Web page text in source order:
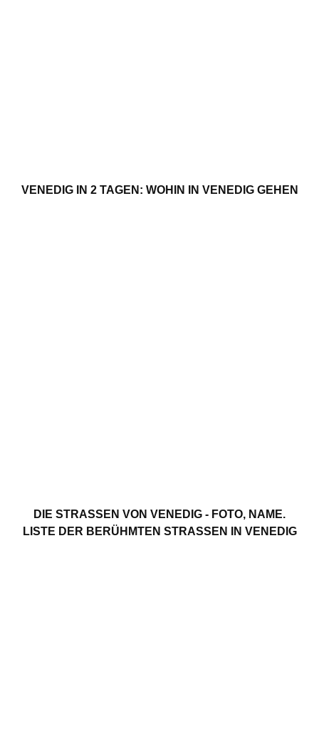
VENEDIG IN 2 TAGEN: WOHIN IN VENEDIG GEHEN
DIE STRASSEN VON VENEDIG - FOTO, NAME. L
ISTE DER BERÜHMTEN STRASSEN IN VENEDIG